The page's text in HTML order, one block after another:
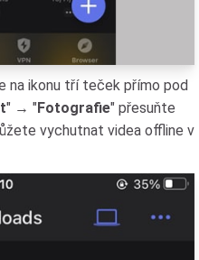
na ikonu tří teček přímo pod
" → "Fotografie" přesuňte
vychutnat videa offline v